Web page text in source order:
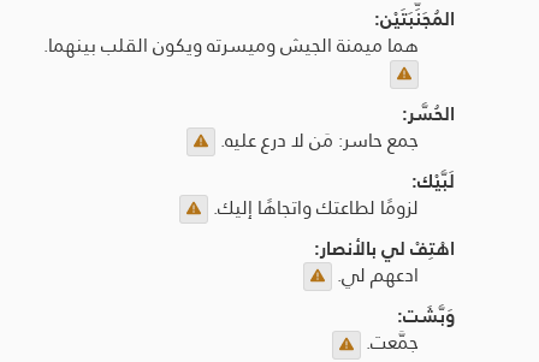
المُجَنِّبَتَيْن:
هما ميمنة الجيش وميسرته ويكون القلب بينهما.
الحُسَّر:
جمع حاسر: مَن لا درع عليه.
لَبَّيْك:
لزومًا لطاعتك واتجاهًا إليك.
اهْتِفْ لي بالأنصار:
ادعهم لي.
وَبَّشَت:
جمَّعت.